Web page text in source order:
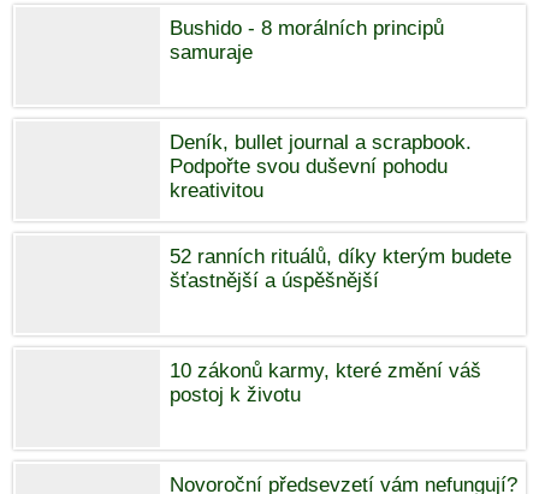
Bushido - 8 morálních principů
samuraje
Deník, bullet journal a scrapbook.
Podpořte svou duševní pohodu
kreativitou
52 ranních rituálů, díky kterým budete
šťastnější a úspěšnější
10 zákonů karmy, které změní váš
postoj k životu
Novoroční předsevzetí vám nefungují?